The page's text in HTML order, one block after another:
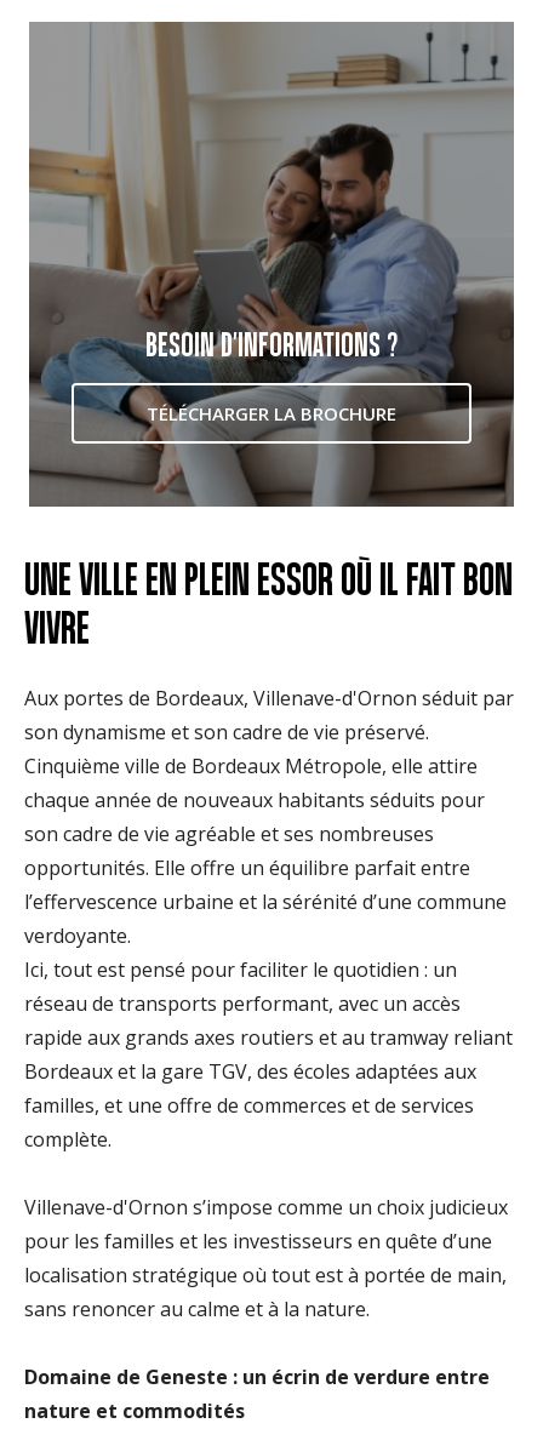
BESOIN D'INFORMATIONS ?
TÉLÉCHARGER LA BROCHURE
UNE VILLE EN PLEIN ESSOR OÙ IL FAIT BON
VIVRE
Aux portes de Bordeaux, Villenave-d'Ornon séduit par
son dynamisme et son cadre de vie préservé.
Cinquième ville de Bordeaux Métropole, elle attire
chaque année de nouveaux habitants séduits pour
son cadre de vie agréable et ses nombreuses
opportunités. Elle offre un équilibre parfait entre
l’effervescence urbaine et la sérénité d’une commune
verdoyante.
Ici, tout est pensé pour faciliter le quotidien : un
réseau de transports performant, avec un accès
rapide aux grands axes routiers et au tramway reliant
Bordeaux et la gare TGV, des écoles adaptées aux
familles, et une offre de commerces et de services
complète.
Villenave-d'Ornon s’impose comme un choix judicieux
pour les familles et les investisseurs en quête d’une
localisation stratégique où tout est à portée de main,
sans renoncer au calme et à la nature.
Domaine de Geneste : un écrin de verdure entre
nature et commodités